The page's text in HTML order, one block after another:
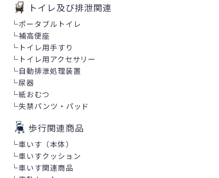
トイレ及び排泄関連
└ポータブルトイレ
└補高便座
└ トイレ用手すり
└ トイレ用アクセサリー
└自動排泄処理装置
└尿器
└紙おむつ
└失禁パンツ・パッド
歩行関連商品
└車いす（本体）
└車いすクッション
└車いす関連商品